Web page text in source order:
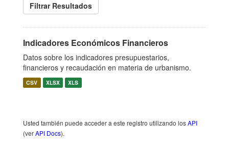
Filtrar Resultados
Indicadores Económicos Financieros
Datos sobre los indicadores presupuestarios,
financieros y recaudación en materia de urbanismo.
CSV XLSX XLS
Usted también puede acceder a este registro utilizando losAPI
(verAPI Docs).